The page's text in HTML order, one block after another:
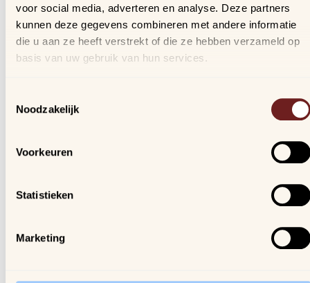
voor social media, adverteren en analyse. Deze partners
kunnen deze gegevens combineren met andere informatie
die u aan ze heeft verstrekt of die ze hebben verzameld op
basis van uw gebruik van hun services.
Noodzakelijk
Voorkeuren
Statistieken
Marketing
Houtmarkt 6
Openingsuren winkel:
Veelgestelde vragen
Nieuwsbrief
ontvang een kortingscode van 10%!